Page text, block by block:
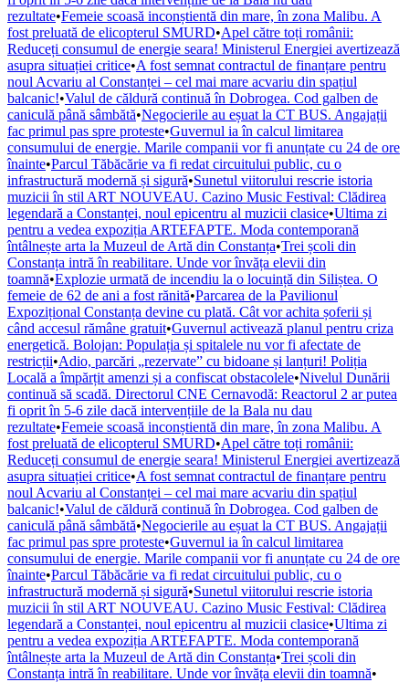
rezultate•Femeie scoasă inconștientă din mare, în zona Malibu. A
fost preluată de elicopterul SMURD•Apel către toți românii:
Reduceți consumul de energie seara! Ministerul Energiei avertizează
asupra situației critice•A fost semnat contractul de finanțare pentru
noul Acvariu al Constanței – cel mai mare acvariu din spațiul
balcanic!•Valul de căldură continuă în Dobrogea. Cod galben de
caniculă până sâmbătă•Negocierile au eșuat la CT BUS. Angajații
fac primul pas spre proteste•Guvernul ia în calcul limitarea
consumului de energie. Marile companii vor fi anunțate cu 24 de ore
înainte•Parcul Tăbăcărie va fi redat circuitului public, cu o
infrastructură modernă și sigură•Sunetul viitorului rescrie istoria
muzicii în stil ART NOUVEAU. Cazino Music Festival: Clădirea
legendară a Constanței, noul epicentru al muzicii clasice•Ultima zi
pentru a vedea expoziția ARTEFAPTE. Moda contemporană
întâlnește arta la Muzeul de Artă din Constanța•Trei școli din
Constanța intră în reabilitare. Unde vor învăța elevii din
toamnă•Explozie urmată de incendiu la o locuință din Siliștea. O
femeie de 62 de ani a fost rănită•Parcarea de la Pavilionul
Expozițional Constanța devine cu plată. Cât vor achita șoferii și
când accesul rămâne gratuit•Guvernul activează planul pentru criza
energetică. Bolojan: Populația și spitalele nu vor fi afectate de
restricții•Adio, parcări „rezervate” cu bidoane și lanțuri! Poliția
Locală a împărțit amenzi și a confiscat obstacolele•Nivelul Dunării
continuă să scadă. Directorul CNE Cernavodă: Reactorul 2 ar putea
fi oprit în 5-6 zile dacă intervențiile de la Bala nu dau
rezultate•Femeie scoasă inconștientă din mare, în zona Malibu. A
fost preluată de elicopterul SMURD•Apel către toți românii:
Reduceți consumul de energie seara! Ministerul Energiei avertizează
asupra situației critice•A fost semnat contractul de finanțare pentru
noul Acvariu al Constanței – cel mai mare acvariu din spațiul
balcanic!•Valul de căldură continuă în Dobrogea. Cod galben de
caniculă până sâmbătă•Negocierile au eșuat la CT BUS. Angajații
fac primul pas spre proteste•Guvernul ia în calcul limitarea
consumului de energie. Marile companii vor fi anunțate cu 24 de ore
înainte•Parcul Tăbăcărie va fi redat circuitului public, cu o
infrastructură modernă și sigură•Sunetul viitorului rescrie istoria
muzicii în stil ART NOUVEAU. Cazino Music Festival: Clădirea
legendară a Constanței, noul epicentru al muzicii clasice•Ultima zi
pentru a vedea expoziția ARTEFAPTE. Moda contemporană
întâlnește arta la Muzeul de Artă din Constanța•Trei școli din
Constanța intră în reabilitare. Unde vor învăța elevii din toamnă•